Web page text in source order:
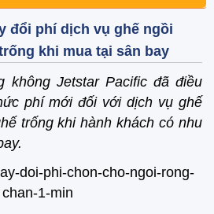
đổi phí dịch vụ ghế ngồi
khi mua tại sân bay
không Jetstar Pacific đã điều
phí mới đối với dịch vụ ghế
trống khi hành khách có nhu